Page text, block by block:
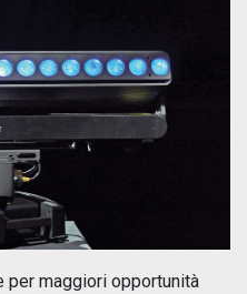
maggiori opportunità